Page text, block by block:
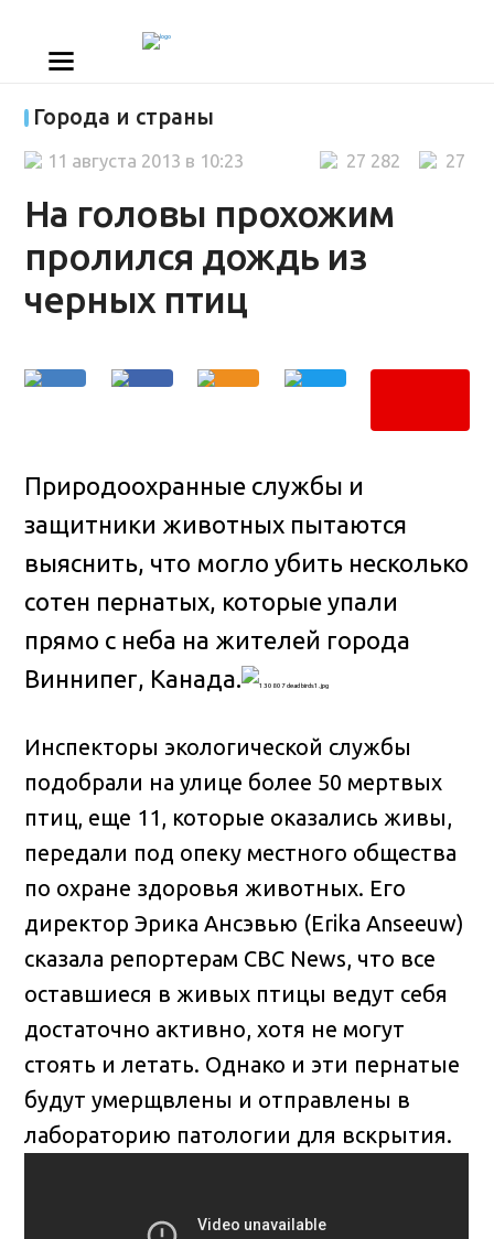
Города и страны
На головы прохожим
пролился дождь из
черных птиц
27
27 282
11 августа 2013 в 10:23
Природоохранные службы и
защитники животных пытаются
выяснить, что могло убить несколько
сотен пернатых, которые упали
прямо с неба на жителей города
Виннипег, Канада.
Инспекторы экологической службы
подобрали на улице более 50 мертвых
птиц, еще 11, которые оказались живы,
передали под опеку местного общества
по охране здоровья животных. Его
директор Эрика Ансэвью (Erika Anseeuw)
сказала репортерам CBC News, что все
оставшиеся в живых птицы ведут себя
достаточно активно, хотя не могут
стоять и летать. Однако и эти пернатые
будут умерщвлены и отправлены в
лабораторию патологии для вскрытия.